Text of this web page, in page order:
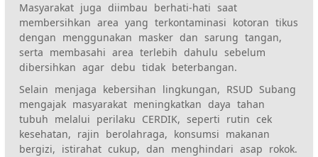
Masyarakat juga diimbau berhati-hati saat
membersihkan area yang terkontaminasi kotoran tikus
dengan menggunakan masker dan sarung tangan,
serta membasahi area terlebih dahulu sebelum
dibersihkan agar debu tidak beterbangan.
Selain menjaga kebersihan lingkungan, RSUD Subang
mengajak masyarakat meningkatkan daya tahan
tubuh melalui perilaku CERDIK, seperti rutin cek
kesehatan, rajin berolahraga, konsumsi makanan
bergizi, istirahat cukup, dan menghindari asap rokok.